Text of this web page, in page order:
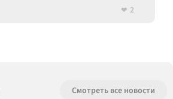
2
Смотреть все новости